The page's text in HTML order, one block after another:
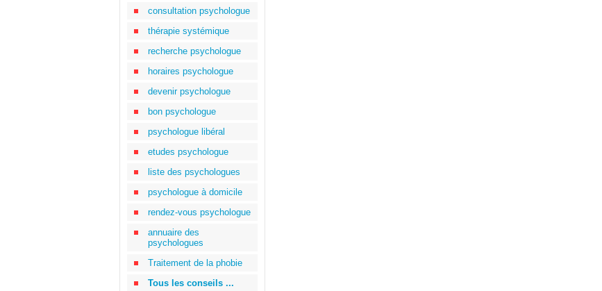
consultation psychologue
thérapie systémique
recherche psychologue
horaires psychologue
devenir psychologue
bon psychologue
psychologue libéral
etudes psychologue
liste des psychologues
psychologue à domicile
rendez-vous psychologue
annuaire des
psychologues
Traitement de la phobie
Tous les conseils ...